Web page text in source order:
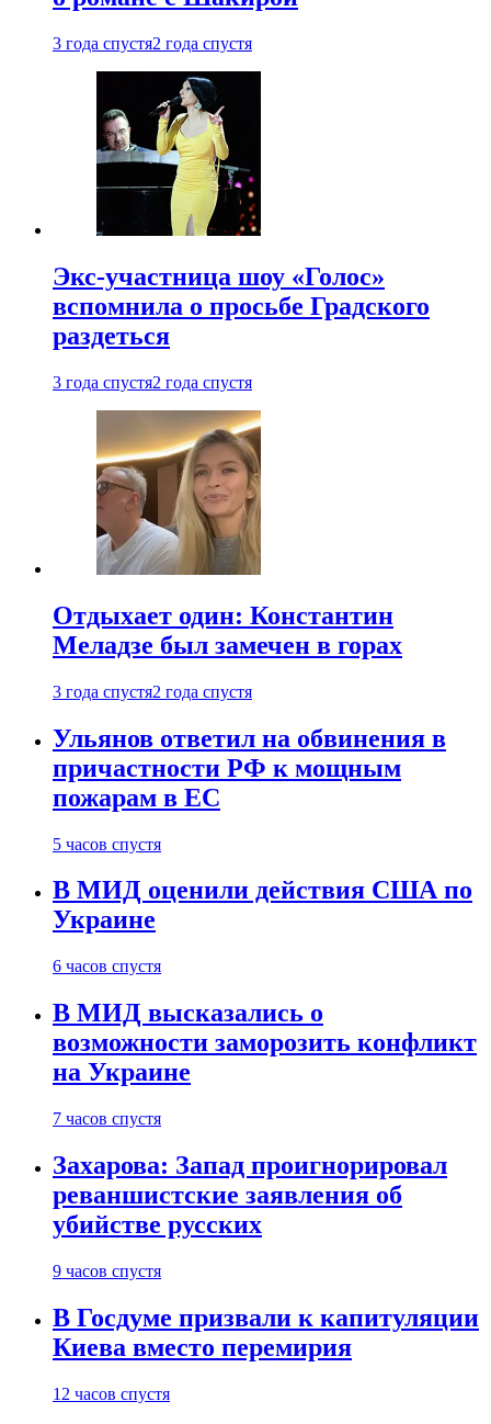
3 года спустя2 года спустя
Экс-участница шоу «Голос»
вспомнила о просьбе Градского
раздеться
3 года спустя2 года спустя
Отдыхает один: Константин
Меладзе был замечен в горах
3 года спустя2 года спустя
Ульянов ответил на обвинения в
причастности РФ к мощным
пожарам в ЕС
5 часов спустя
В МИД оценили действия США по
Украине
6 часов спустя
В МИД высказались о
возможности заморозить конфликт
на Украине
7 часов спустя
Захарова: Запад проигнорировал
реваншистские заявления об
убийстве русских
9 часов спустя
В Госдуме призвали к капитуляции
Киева вместо перемирия
12 часов спустя